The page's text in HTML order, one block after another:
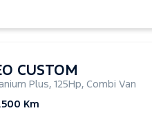
CUSTOM
Plus, 125Hp, Combi Van
Km